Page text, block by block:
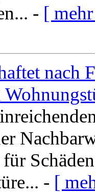
- [
nach
- [